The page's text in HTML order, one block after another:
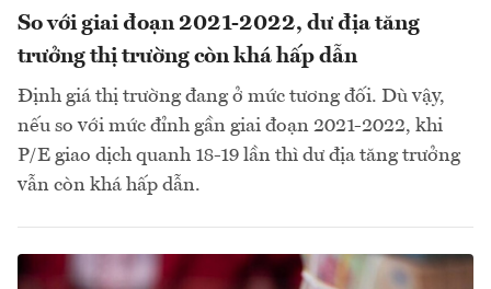
So với giai đoạn 2021-2022, dư địa tăng
trưởng thị trường còn khá hấp dẫn
Định giá thị trường đang ở mức tương đối. Dù vậy,
nếu so với mức đỉnh gần giai đoạn 2021-2022, khi
P/E giao dịch quanh 18-19 lần thì dư địa tăng trưởng
vẫn còn khá hấp dẫn.